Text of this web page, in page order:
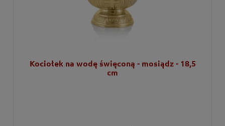
Kociołek na wodę święconą - mosiądz - 18,5
cm